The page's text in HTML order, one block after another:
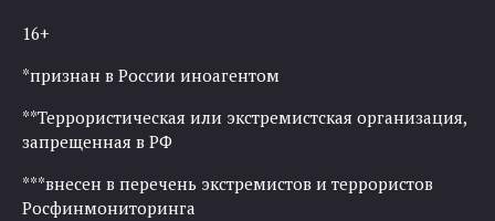
16+
*признан в России иноагентом
**Террористическая или экстремистская организация,
запрещенная в РФ
***внесен в перечень экстремистов и террористов
Росфинмониторинга